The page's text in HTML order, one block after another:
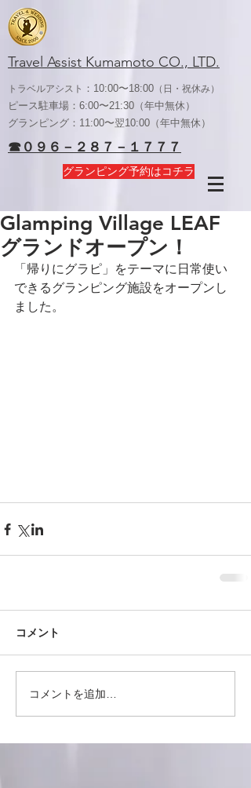
Travel Assist Kumamoto CO., LTD.
トラベルアシスト ：10:00〜18:00 （日・祝休み）
ピース駐車場：6:00〜21:30（年中無休）
グランピング：11:00〜翌10:00（年中無休）
☎０９６－２８７－１７７７
グランピング予約はコチラ
Glamping Village LEAF
グランドオープン！
「帰りにグラピ」をテーマに日常使い
できるグランピング施設をオープンし
ました。
コメント
コメントを追加…